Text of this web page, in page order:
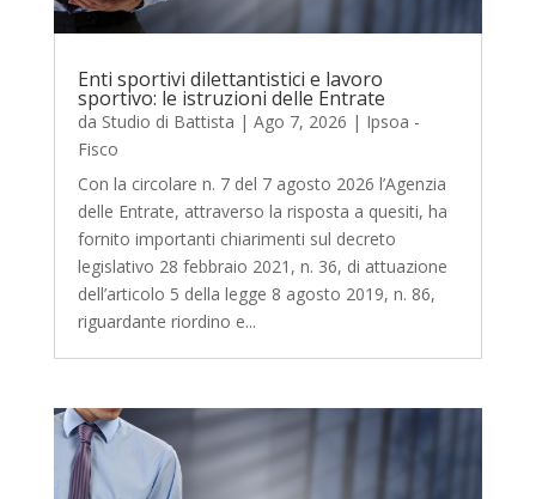
Enti sportivi dilettantistici e lavoro
sportivo: le istruzioni delle Entrate
da Studio di Battista | Ago 7, 2026 | Ipsoa -
Fisco
Con la circolare n. 7 del 7 agosto 2026 l’Agenzia
delle Entrate, attraverso la risposta a quesiti, ha
fornito importanti chiarimenti sul decreto
legislativo 28 febbraio 2021, n. 36, di attuazione
dell’articolo 5 della legge 8 agosto 2019, n. 86,
riguardante riordino e...